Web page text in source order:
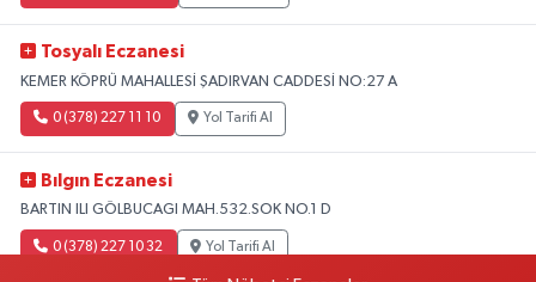
Tosyalı Eczanesi
KEMER KÖPRÜ MAHALLESİ ŞADIRVAN CADDESİ NO:27 A
0 (378) 227 11 10 Yol Tarifi Al
Bılgın Eczanesi
BARTIN ILI GÖLBUCAGI MAH.532.SOK NO.1 D
0 (378) 227 10 32 Yol Tarifi Al